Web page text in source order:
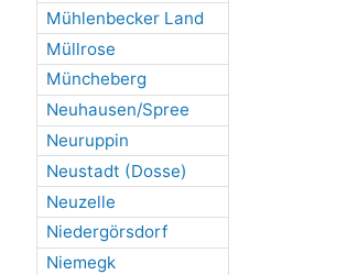
Mühlenbecker Land
Müllrose
Müncheberg
Neuhausen/Spree
Neuruppin
Neustadt (Dosse)
Neuzelle
Niedergörsdorf
Niemegk